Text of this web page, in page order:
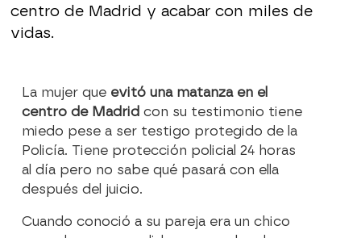
centro de Madrid y acabar con miles de
vidas.
La mujer que evitó una matanza en el
centro de Madridcon su testimonio tiene
miedo pese a ser testigo protegido de la
Policía. Tiene protección policial 24 horas
al día pero no sabe qué pasará con ella
después del juicio.
Cuando conoció a su pareja era un chico